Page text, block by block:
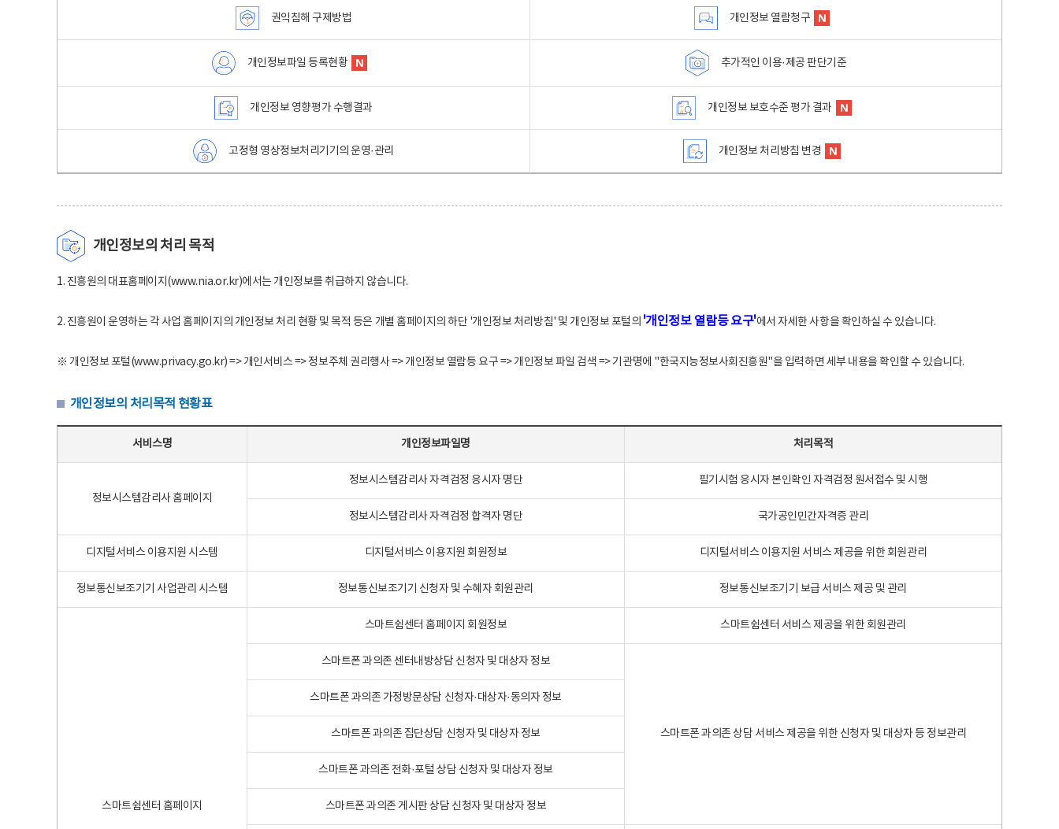
권익침해 구제방법 개인정보 열람청구
개인정보파일 등록현황 추가적인 이용·제공 판단기준
개인정보 영향평가 수행결과 개인정보 보호수준 평가 결과
고정형 영상정보처리기기의 운영·관리 개인정보 처리방침 변경
개인정보의 처리 목적
1. 진흥원의 대표홈페이지(www.nia.or.kr)에서는 개인정보를 취급하지 않습니다.
2. 진흥원이 운영하는 각 사업 홈페이지의 개인정보 처리 현황 및 목적 등은 개별 홈페이지의 하단 '개인정보 처리방침' 및 개인정보 포털의 '개인정보 열람등 요구'에서 자세한 사항을 확인하실 수 있습니다.
※ 개인정보 포털(www.privacy.go.kr) => 개인서비스 => 정보주체 권리행사 => 개인정보 열람등 요구 => 개인정보 파일 검색 => 기관명에 "한국지능정보사회진흥원"을 입력하면 세부 내용을 확인할 수 있습니다.
개인정보의 처리목적 현황표
서비스명 개인정보파일명 처리목적
정보시스템감리사 홈페이지
정보시스템감리사 자격검정 응시자 명단 필기시험 응시자 본인확인 자격검정 원서접수 및 시행
정보시스템감리사 자격검정 합격자 명단 국가공인민간자격증 관리
디지털서비스 이용지원 시스템 디지털서비스 이용지원 회원정보 디지털서비스 이용지원 서비스 제공을 위한 회원관리
정보통신보조기기 사업관리 시스템 정보통신보조기기 신청자 및 수혜자 회원관리 정보통신보조기기 보급 서비스 제공 및 관리
스마트쉼센터 홈페이지
스마트쉼센터 홈페이지 회원정보 스마트쉼센터 서비스 제공을 위한 회원관리
스마트폰 과의존 센터내방상담 신청자 및 대상자 정보
스마트폰 과의존 상담 서비스 제공을 위한 신청자 및 대상자 등 정보관리
스마트폰 과의존 가정방문상담 신청자·대상자·동의자 정보
스마트폰 과의존 집단상담 신청자 및 대상자 정보
스마트폰 과의존 전화·포털 상담 신청자 및 대상자 정보
스마트폰 과의존 게시판 상담 신청자 및 대상자 정보